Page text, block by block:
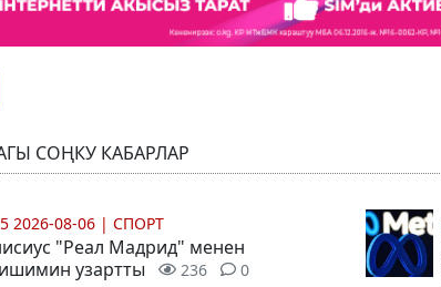
СОҢКУ КАБАРЛАР
2026-08-06 | СПОРТ
"Реал Мадрид" менен
узартты
236 0